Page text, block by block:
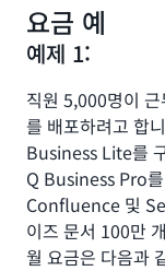
Pro 구독으로 1
가되고 이후 15
무료 평가판이 종
무료 평가판은
Amazon Q
무료 평가판을 사
평가판을 받을
익명 채팅 또는
니다. 고객이
사용하여 개념 증
요금 예
예제 1:
직원 5,000명이
를 배포하려고 합
Business Lite를
Q Business Pro
Confluence 및
이즈 문서 100만
월 요금은 다음과